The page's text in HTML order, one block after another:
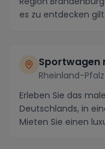
es zu entdecken
Sportwagen
Rheinland-Pfalz
Erleben Sie das
Deutschlands, in
Mieten Sie einen